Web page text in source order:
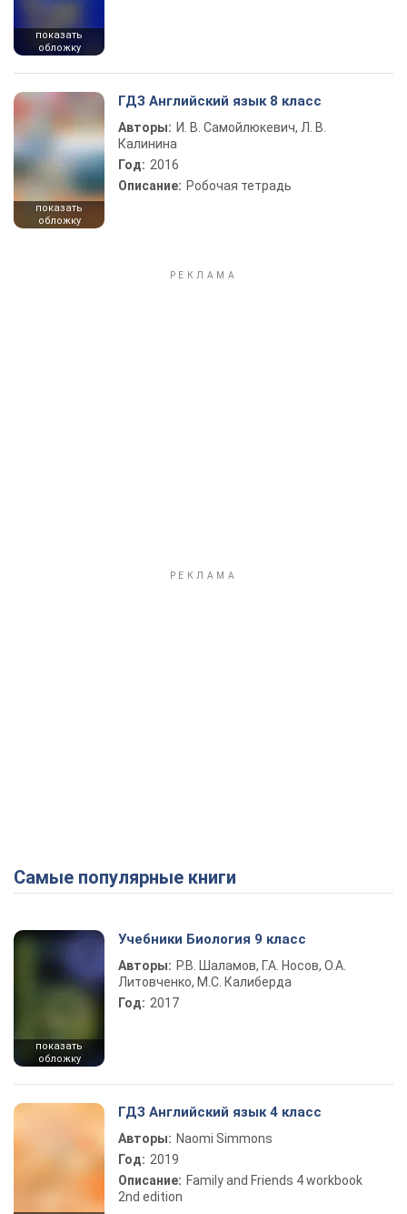
показать
обложку
показать
обложку
ГДЗ Английский язык 8 класс
Авторы: И. В. Самойлюкевич, Л. В.
Калинина
Год: 2016
Описание: Робочая тетрадь
Самые популярные книги
показать
обложку
Учебники Биология 9 класс
Авторы: Р.В. Шаламов, Г.А. Носов, О.А.
Литовченко, М.С. Калиберда
Год: 2017
ГДЗ Английский язык 4 класс
Авторы: Naomi Simmons
Год: 2019
Описание: Family and Friends 4 workbook
2nd edition